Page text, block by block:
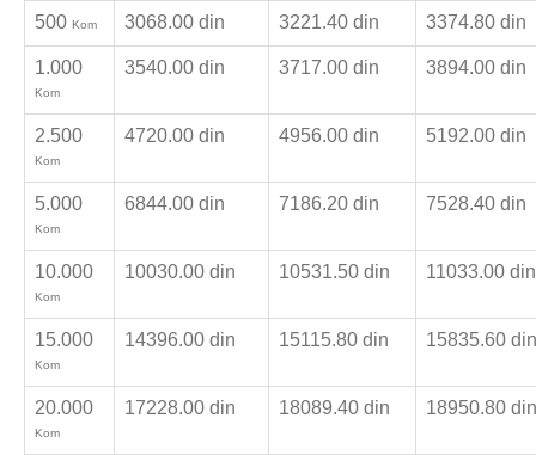
500 Kom 3068.00 din 3221.40 din 3374.80 din
1.000
Kom
3540.00 din 3717.00 din 3894.00 din
2.500
Kom
4720.00 din 4956.00 din 5192.00 din
5.000
Kom
6844.00 din 7186.20 din 7528.40 din
10.000
Kom
10030.00 din 10531.50 din 11033.00 din
15.000
Kom
14396.00 din 15115.80 din 15835.60 din
20.000
Kom
17228.00 din 18089.40 din 18950.80 din